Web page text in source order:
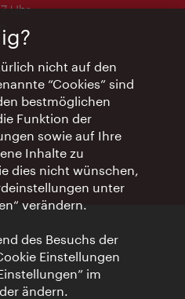
Uhr
die Uhr
nicht auf den
“Cookies” sind
bestmöglichen
Funktion der
sowie auf Ihre
Inhalte zu
dies nicht wünschen,
unter
verändern.
des Besuchs der
Einstellungen
im
ändern.